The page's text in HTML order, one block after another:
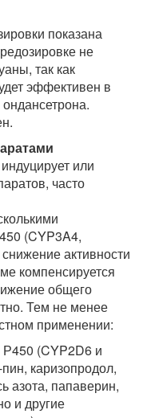
показана
не
так как
эффективен в
или
часто
(CYP3A4,
активности
компенсируется
общего
Тем не менее
применении:
(CYP2D6 и
каризопродол,
азота, папаверин,
и другие